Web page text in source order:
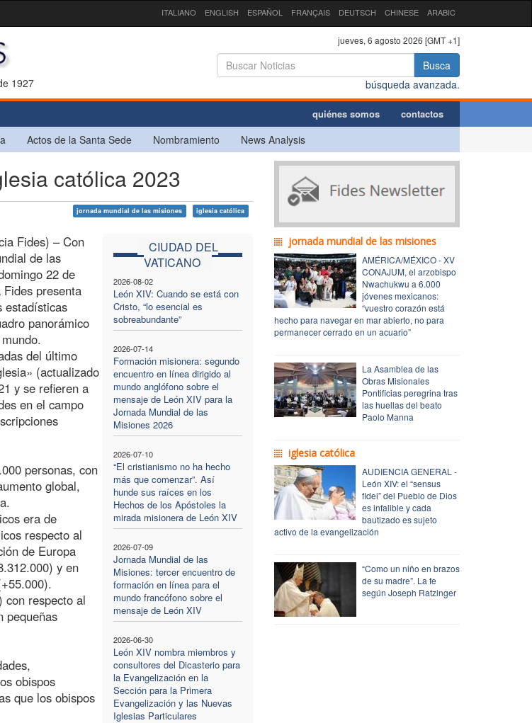
ITALIANO ENGLISH ESPAÑOL FRANÇAIS DEUTSCH CHINESE ARABIC
1927
jueves, 6 agosto 2026 [GMT +1]
Busca
búsqueda avanzada.
quiénes somos contactos
Actos de la Santa Sede Nombramiento News Analysis
católica 2023
jornada mundial de las misiones iglesia católica
CIUDAD DEL
VATICANO
2026-08-02
León XIV: Cuando se está con
Cristo, “lo esencial es
sobreabundante”
2026-07-14
Formación misionera: segundo
encuentro en línea dirigido al
mundo anglófono sobre el
mensaje de León XIV para la
Jornada Mundial de las
Misiones 2026
2026-07-10
“El cristianismo no ha hecho
más que comenzar”. Así
hunde sus raíces en los
Hechos de los Apóstoles la
mirada misionera de León XIV
2026-07-09
Jornada Mundial de las
Misiones: tercer encuentro de
formación en línea para el
mundo francófono sobre el
mensaje de León XIV
2026-06-30
León XIV nombra miembros y
consultores del Dicasterio para
la Evangelización en la
Sección para la Primera
Evangelización y las Nuevas
Iglesias Particulares
Fides) – Con
de las
22 de
presenta
estadísticas
panorámico
del último
(actualizado
y se refieren a
en el campo
personas, con
global,
era de
respecto al
de Europa
y en
con respecto al
pequeñas
obispos
que los obispos
jornada mundial de las misiones
AMÉRICA/MÉXICO - XV
CONAJUM, el arzobispo
Nwachukwu a 6.000
jóvenes mexicanos:
“vuestro corazón está
hecho para navegar en mar abierto, no para
permanecer cerrado en un acuario”
La Asamblea de las
Obras Misionales
Pontificias peregrina tras
las huellas del beato
Paolo Manna
iglesia católica
AUDIENCIA GENERAL -
León XIV: el “sensus
fidei” del Pueblo de Dios
es infalible y cada
bautizado es sujeto
activo de la evangelización
“Como un niño en brazos
de su madre”. La fe
según Joseph Ratzinger